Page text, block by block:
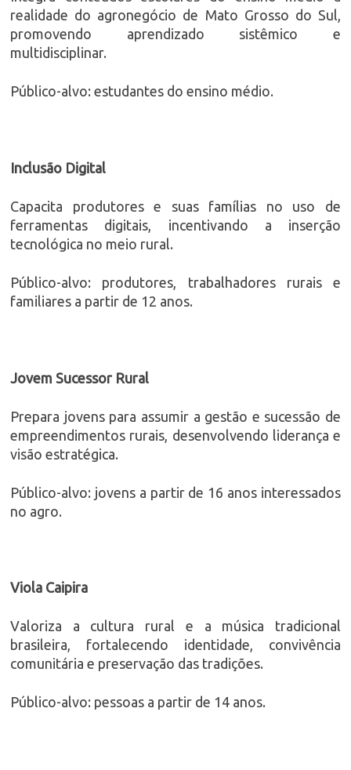
realidade do agronegócio de Mato Grosso do Sul,
promovendo aprendizado sistêmico e
multidisciplinar.
Público-alvo: estudantes do ensino médio.
Inclusão Digital
Capacita produtores e suas famílias no uso de
ferramentas digitais, incentivando a inserção
tecnológica no meio rural.
Público-alvo: produtores, trabalhadores rurais e
familiares a partir de 12 anos.
Jovem Sucessor Rural
Prepara jovens para assumir a gestão e sucessão de
empreendimentos rurais, desenvolvendo liderança e
visão estratégica.
Público-alvo: jovens a partir de 16 anos interessados
no agro.
Viola Caipira
Valoriza a cultura rural e a música tradicional
brasileira, fortalecendo identidade, convivência
comunitária e preservação das tradições.
Público-alvo: pessoas a partir de 14 anos.